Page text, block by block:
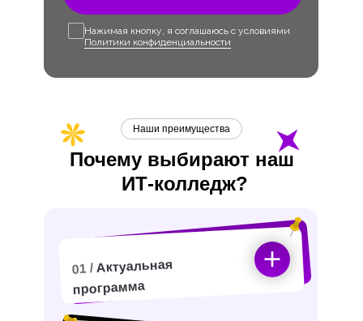
Нажимая кнопку, я соглашаюсь с условиями
Политики конфиденциальности
Почему выбирают наш
ИТ-колледж?
Наши преимущества
01 / Актуальная
программа